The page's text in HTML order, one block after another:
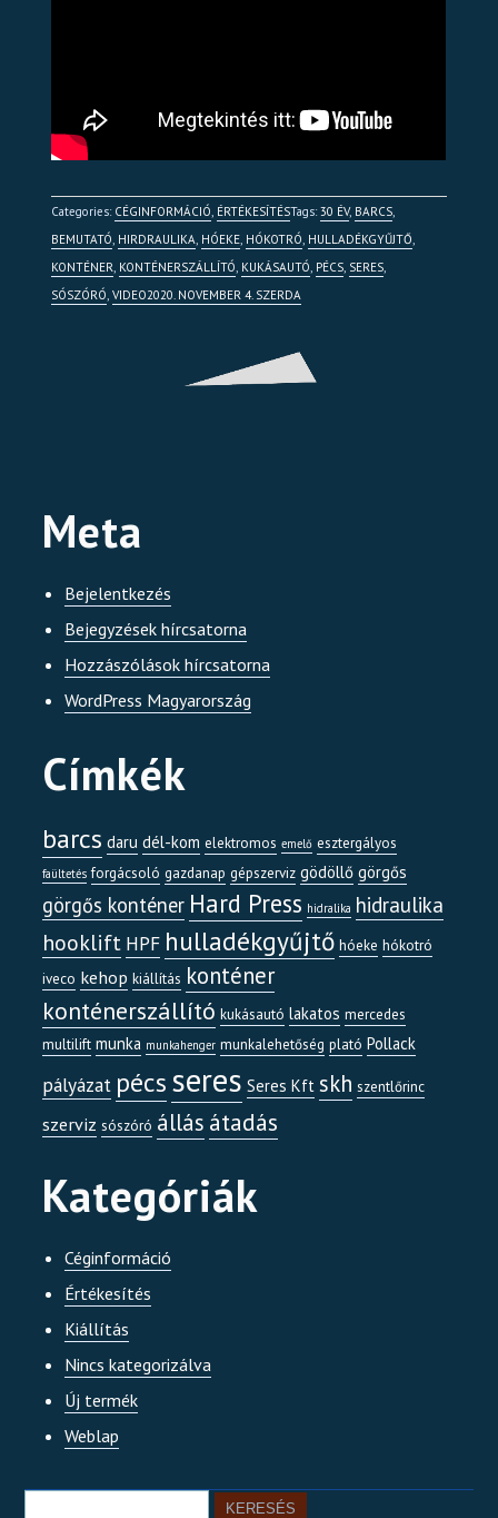
Categories: CÉGINFORMÁCIÓ, ÉRTÉKESÍTÉSTags:30 ÉV, BARCS,
BEMUTATÓ, HIRDRAULIKA, HÓEKE, HÓKOTRÓ, HULLADÉKGYŰJTŐ,
KONTÉNER, KONTÉNERSZÁLLÍTÓ, KUKÁSAUTÓ, PÉCS, SERES,
SÓSZÓRÓ,VIDEO2020. NOVEMBER 4. SZERDA
Meta
Bejelentkezés
Bejegyzések hírcsatorna
Hozzászólások hírcsatorna
WordPress Magyarország
Címkék
barcs daru dél-kom elektromos emelő esztergályos
faültetés forgácsoló gazdanap gépszerviz gödöllő görgős
görgős konténer Hard Press hidralika hidraulika
hooklift HPF hulladékgyűjtő hóeke hókotró
iveco kehop kiállítás konténer
konténerszállító kukásautó lakatos mercedes
multilift munka munkahenger munkalehetőség plató Pollack
pályázat pécsseres Seres Kft skh szentlőrinc
szerviz sószóró állás átadás
Kategóriák
Céginformáció
Értékesítés
Kiállítás
Nincs kategorizálva
Új termék
Weblap